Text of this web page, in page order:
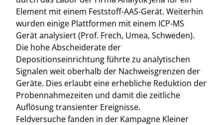
Element mit einem Feststoff-AAS-Gerät. Weiterhin
wurden einige Plattformen mit einem ICP-MS
Gerät analysiert (Prof. Frech, Umea, Schweden).
Die hohe Abscheiderate der
Depositionseinrichtung führte zu analytischen
Signalen weit oberhalb der Nachweisgrenzen der
Geräte. Dies erlaubt eine erhebliche Reduktion der
Probennahmezeiten und damit die zeitliche
Auflösung transienter Ereignisse.
Feldversuche fanden in der Kampagne Kleiner